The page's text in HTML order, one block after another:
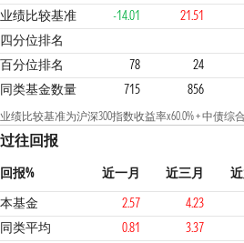
业绩比较基准
-14.01 21.51
四分位排名
4 1 3
百分位排名 78 24
同类基金数量
715 856
业绩比较基准为沪深300指数收益率x60.0% + 中债综
过往回报
回报% 近一月 近三月
本基金
2.57 4.23
同类平均
0.81 3.37